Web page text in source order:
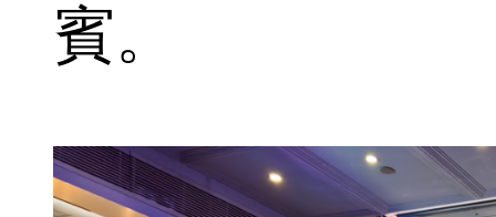
賓。